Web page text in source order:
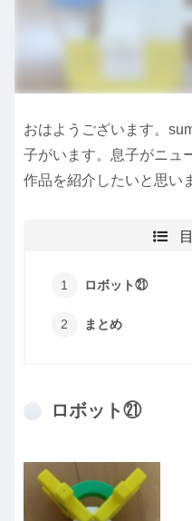
おはようございます。
子がいます。息子がニュ
作品を紹介したいと思い
ロボット㉑
まとめ
ロボット㉑